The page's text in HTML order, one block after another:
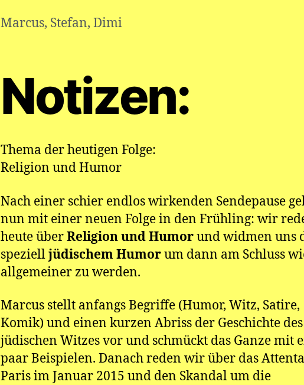
Marcus, Stefan, Dimi
Notizen:
Thema der heutigen Folge:
Religion und Humor
Nach einer schier endlos wirkenden Sendepause
nun mit einer neuen Folge in den Frühling: wir
heute überReligion und Humorund widmen uns
spezielljüdischem Humorum dann am Schluss
allgemeiner zu werden.
Marcus stellt anfangs Begriffe (Humor, Witz, Satire,
Komik) und einen kurzen Abriss der Geschichte des
jüdischen Witzes vor und schmückt das Ganze mit
paar Beispielen. Danach reden wir über das
Paris im Januar 2015 und den Skandal um die